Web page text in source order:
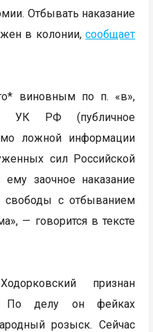
Отбывать наказание
в колонии,сообщает
виновным по п. «в»,
РФ (публичное
ложной информации
сил Российской
заочное наказание
с отбыванием
— говорится в тексте
признан
По делу он фейках
розыск. Сейчас